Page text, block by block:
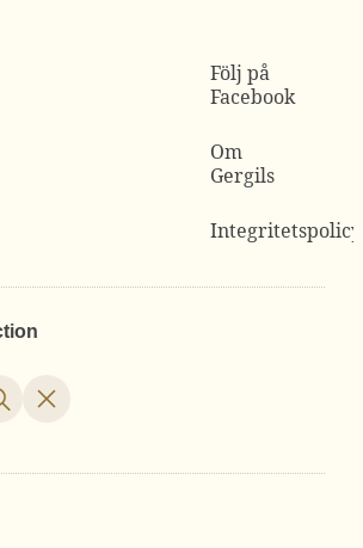
Följ på
Facebook
Om
Gergils
Integritetspolicy